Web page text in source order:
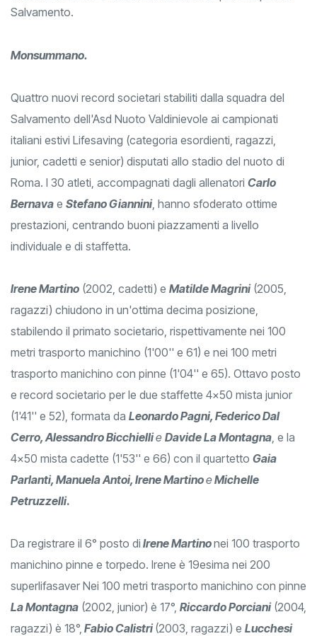
Monsummano.
Quattro nuovi record societari stabiliti dalla squadra del
Salvamento dell'Asd Nuoto Valdinievole ai campionati
italiani estivi Lifesaving (categoria esordienti, ragazzi,
junior, cadetti e senior) disputati allo stadio del nuoto di
Roma. I 30 atleti, accompagnati dagli allenatori Carlo
Bernava e Stefano Giannini, hanno sfoderato ottime
prestazioni, centrando buoni piazzamenti a livello
individuale e di staffetta.
Irene Martino (2002, cadetti) e Matilde Magrini(2005,
ragazzi) chiudono in un'ottima decima posizione,
stabilendo il primato societario, rispettivamente nei 100
metri trasporto manichino (1'00'' e 61) e nei 100 metri
trasporto manichino con pinne (1'04'' e 65). Ottavo posto
e record societario per le due staffette 4x50 mista junior
(1'41'' e 52), formata da Leonardo Pagni, Federico Dal
Cerro, Alessandro Bicchiellie Davide La Montagna , e la
4x50 mista cadette (1'53'' e 66) con il quartetto Gaia
Parlanti, Manuela Antoi, Irene MartinoeMichelle
Petruzzelli.
Da registrare il 6° posto di Irene Martinonei 100 trasporto
manichino pinne e torpedo. Irene è 19esima nei 200
superlifasaver Nei 100 metri trasporto manichino con pinne
La Montagna (2002, junior) è 17°, Riccardo Porciani(2004,
ragazzi) è 18°, Fabio Calistri (2003, ragazzi) e Lucchesi